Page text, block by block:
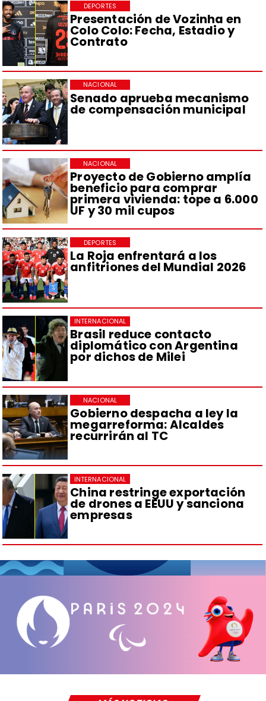
Presentación de Vozinha en
Colo Colo: Fecha, Estadio y
Contrato
DEPORTES
Senado aprueba mecanismo
de compensación municipal
NACIONAL
Proyecto de Gobierno amplía
beneficio para comprar
primera vivienda: tope a 6.000
UF y 30 mil cupos
NACIONAL
La Roja enfrentará a los
anfitriones del Mundial 2026
DEPORTES
Brasil reduce contacto
diplomático con Argentina
por dichos de Milei
INTERNACIONAL
Gobierno despacha a ley la
megarreforma: Alcaldes
recurrirán al TC
NACIONAL
China restringe exportación
de drones a EEUU y sanciona
empresas
INTERNACIONAL